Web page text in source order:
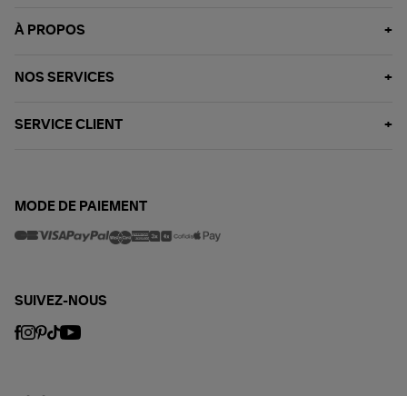
À PROPOS
NOS SERVICES
SERVICE CLIENT
MODE DE PAIEMENT
SUIVEZ-NOUS